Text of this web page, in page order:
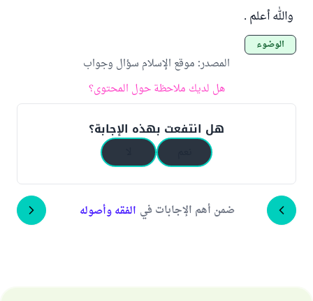
والله أعلم .
الوضوء
المصدر: موقع الإسلام سؤال وجواب
هل لديك ملاحظة حول المحتوى؟
هل انتفعت بهذه الإجابة؟
ضمن أهم الإجابات في الفقه وأصوله